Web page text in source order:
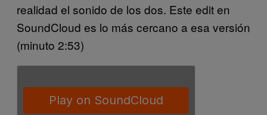
realidad el sonido de los dos. Este edit en
SoundCloud es lo más cercano a esa versión
(minuto 2:53)